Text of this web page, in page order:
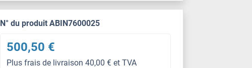
N° du produit ABIN7600025
500,50 €
Plus frais de livraison 40,00 € et TVA